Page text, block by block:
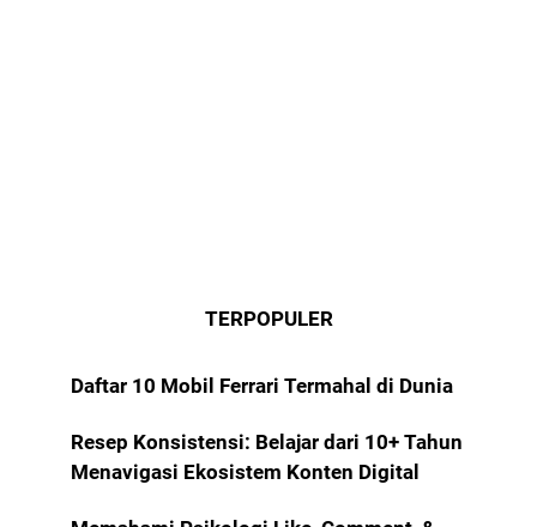
TERPOPULER
Daftar 10 Mobil Ferrari Termahal di Dunia
Resep Konsistensi: Belajar dari 10+ Tahun
Menavigasi Ekosistem Konten Digital